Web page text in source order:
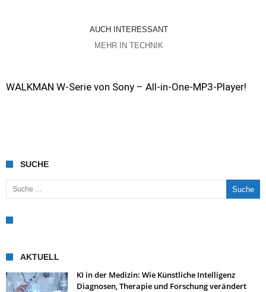
AUCH INTERESSANT
MEHR IN TECHNIK
WALKMAN W-Serie von Sony – All-in-One-MP3-Player!
SUCHE
Suche nach:
AKTUELL
KI in der Medizin: Wie Künstliche Intelligenz
Diagnosen, Therapie und Forschung verändert